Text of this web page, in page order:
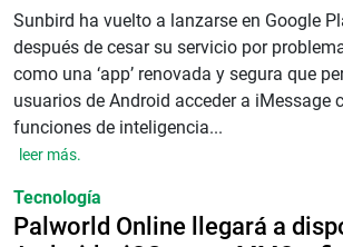
Sunbird ha vuelto a lanzarse en Google
después de cesar su servicio por
como una ‘app’ renovada y segura que
usuarios de Android acceder a iMessage
funciones de inteligencia...
leer más.
Tecnología
Palworld Online llegará a